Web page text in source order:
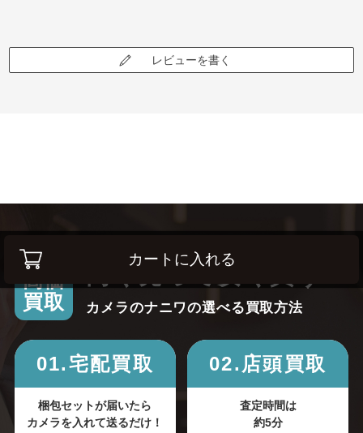
カートに入れる
レビューを書く
高価
買取
高く売って安く買う！
カメラのナニワの選べる買取方法
01.宅配買取
梱包セットが届いたら
カメラを入れて送るだけ！
02.店頭買取
査定時間は
約5分